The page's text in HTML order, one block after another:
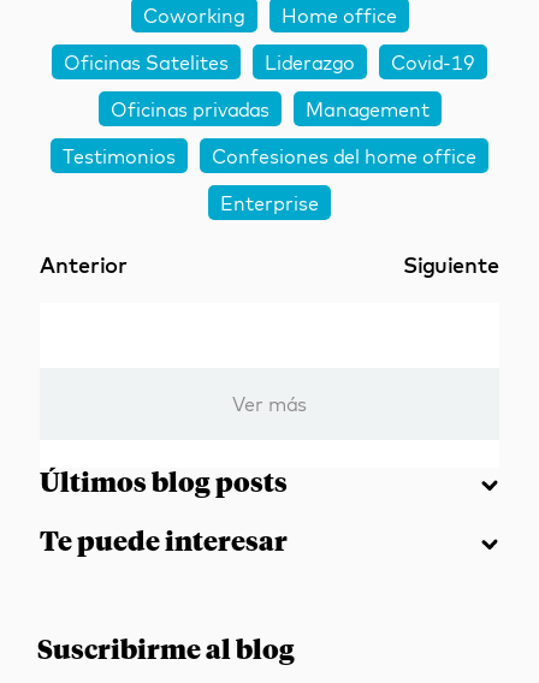
Coworking Home office
Oficinas Satelites Liderazgo Covid-19
Oficinas privadas Management
Testimonios Confesiones del home office
Enterprise
Anterior Siguiente
Ver más
Últimos blog posts
Te puede interesar
Suscribirme al blog